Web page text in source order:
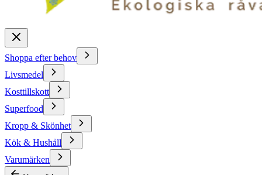
Shoppa efter behov
Livsmedel
Kosttillskott
Superfood
Kropp & Skönhet
Kök & Hushåll
Varumärken